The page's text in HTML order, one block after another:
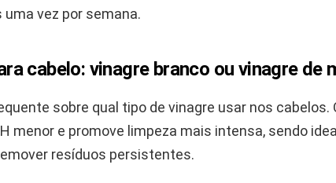
uma vez por semana.
cabelo: vinagre branco ou vinagre de
sobre qual tipo de vinagre usar nos cabelos.
menor e promove limpeza mais intensa, sendo
resíduos persistentes.